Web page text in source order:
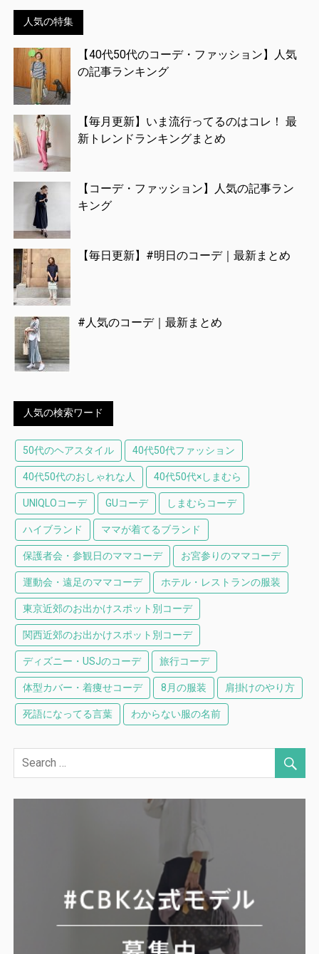
人気の特集
【40代50代のコーデ・ファッション】人気
の記事ランキング
【毎月更新】いま流行ってるのはコレ！ 最
新トレンドランキングまとめ
【コーデ・ファッション】人気の記事ラン
キング
【毎日更新】#明日のコーデ｜最新まとめ
#人気のコーデ｜最新まとめ
人気の検索ワード
50代のヘアスタイル 40代50代ファッション
40代50代のおしゃれな人 40代50代×しまむら
UNIQLOコーデ GUコーデ しまむらコーデ
ハイブランド ママが着てるブランド
保護者会・参観日のママコーデ お宮参りのママコーデ
運動会・遠足のママコーデ ホテル・レストランの服装
東京近郊のお出かけスポット別コーデ
関西近郊のお出かけスポット別コーデ
ディズニー・USJのコーデ 旅行コーデ
体型カバー・着痩せコーデ 8月の服装 肩掛けのやり方
死語になってる言葉 わからない服の名前